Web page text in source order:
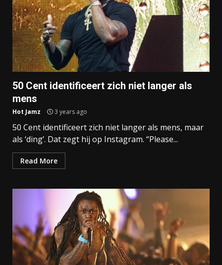
50 Cent identificeert zich niet langer als
mens
Hot Jamz 3 years ago
50 Cent identificeert zich niet langer als mens, maar
als ‘ding’. Dat zegt hij op Instagram. “Please...
Read More